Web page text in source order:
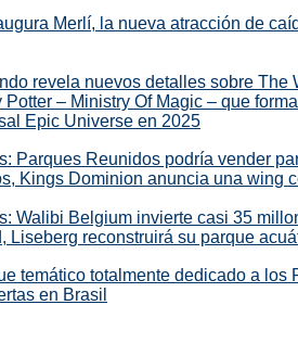
Merlí, la nueva atracción de
revela nuevos detalles sobre The
Potter – Ministry Of Magic – que
Epic Universe en 2025
Parques Reunidos podría vender
Kings Dominion anuncia una wing
Walibi Belgium invierte casi 35
Liseberg reconstruirá su parque
temático totalmente dedicado a los
en Brasil